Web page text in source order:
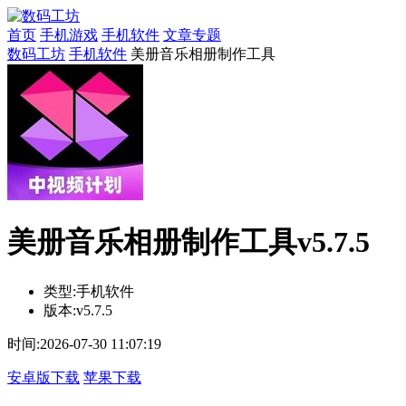
首页 手机游戏 手机软件 文章专题
数码工坊 手机软件 美册音乐相册制作工具
美册音乐相册制作工具v5.7.5
类型:手机软件
版本:v5.7.5
时间:2026-07-30 11:07:19
安卓版下载 苹果下载